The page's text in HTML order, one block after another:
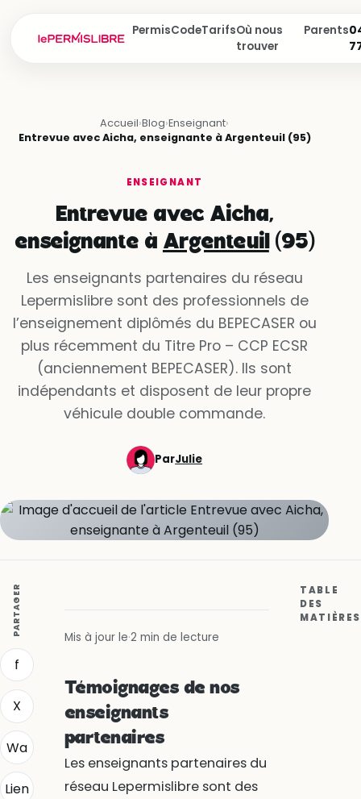
PermisCodeTarifsOù nous
trouver
Parents
Accueil›Blog›Enseignant›
Entrevue avec Aicha, enseignante à Argenteuil (95)
ENSEIGNANT
Entrevue avec Aicha,
enseignante à Argenteuil(95)
Les enseignants partenaires du réseau
Lepermislibre sont des professionnels de
l’enseignement diplômés du BEPECASER ou
plus récemment du Titre Pro – CCP ECSR
(anciennement BEPECASER). Ils sont
indépendants et disposent de leur propre
véhicule double commande.
ParJulie
PARTAGER
f
X
Wa
Lien
Mis à jour le·2 min de lecture
Témoignages de nos
enseignants
partenaires
Les enseignants partenaires du
réseau Lepermislibre sont des
TABLE
DES
MATIÈRES